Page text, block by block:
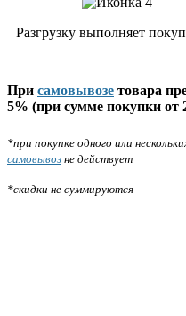
Разгрузку выполняет
При самовывозе товара
5% (при сумме покупки от
*при покупке одного или
самовывоз не действует
*скидки не суммируются